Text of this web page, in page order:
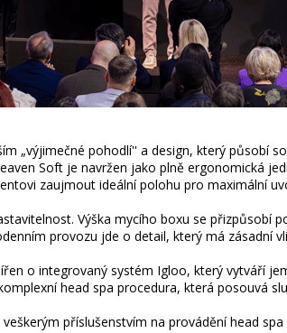
„výjimečné pohodlí'' a design, který působí
Soft je navržen jako plně ergonomická
zaujmout ideální polohu pro maximální
Výška mycího boxu se přizpůsobí
provozu jde o detail, který má zásadní
o integrovaný systém Igloo, který vytváří
head spa procedura, která posouvá
příslušenstvím na provádění head spa